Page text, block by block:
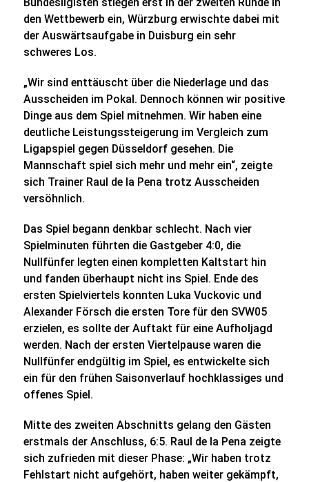
den Wettbewerb ein, Würzburg erwischte dabei mit
der Auswärtsaufgabe in Duisburg ein sehr
schweres Los.
„Wir sind enttäuscht über die Niederlage und das
Ausscheiden im Pokal. Dennoch können wir positive
Dinge aus dem Spiel mitnehmen. Wir haben eine
deutliche Leistungssteigerung im Vergleich zum
Ligapspiel gegen Düsseldorf gesehen. Die
Mannschaft spiel sich mehr und mehr ein“, zeigte
sich Trainer Raul de la Pena trotz Ausscheiden
versöhnlich.
Das Spiel begann denkbar schlecht. Nach vier
Spielminuten führten die Gastgeber 4:0, die
Nullfünfer legten einen kompletten Kaltstart hin
und fanden überhaupt nicht ins Spiel. Ende des
ersten Spielviertels konnten Luka Vuckovic und
Alexander Försch die ersten Tore für den SVW05
erzielen, es sollte der Auftakt für eine Aufholjagd
werden. Nach der ersten Viertelpause waren die
Nullfünfer endgültig im Spiel, es entwickelte sich
ein für den frühen Saisonverlauf hochklassiges und
offenes Spiel.
Mitte des zweiten Abschnitts gelang den Gästen
erstmals der Anschluss, 6:5. Raul de la Pena zeigte
sich zufrieden mit dieser Phase: „Wir haben trotz
Fehlstart nicht aufgehört, haben weiter gekämpft,